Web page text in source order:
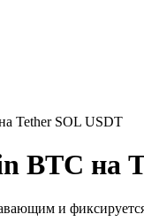
Tether SOL USDT
BTC на
и